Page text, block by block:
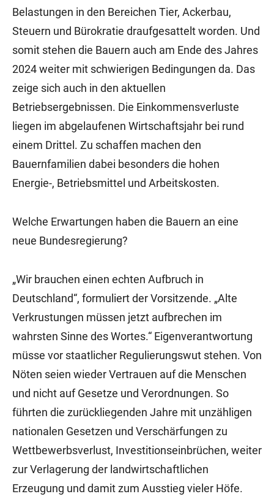
Belastungen in den Bereichen Tier, Ackerbau,
Steuern und Bürokratie draufgesattelt worden. Und
somit stehen die Bauern auch am Ende des Jahres
2024 weiter mit schwierigen Bedingungen da. Das
zeige sich auch in den aktuellen
Betriebsergebnissen. Die Einkommensverluste
liegen im abgelaufenen Wirtschaftsjahr bei rund
einem Drittel. Zu schaffen machen den
Bauernfamilien dabei besonders die hohen
Energie-, Betriebsmittel und Arbeitskosten.
Welche Erwartungen haben die Bauern an eine
neue Bundesregierung?
„Wir brauchen einen echten Aufbruch in
Deutschland“, formuliert der Vorsitzende. „Alte
Verkrustungen müssen jetzt aufbrechen im
wahrsten Sinne des Wortes.“ Eigenverantwortung
müsse vor staatlicher Regulierungswut stehen. Von
Nöten seien wieder Vertrauen auf die Menschen
und nicht auf Gesetze und Verordnungen. So
führten die zurückliegenden Jahre mit unzähligen
nationalen Gesetzen und Verschärfungen zu
Wettbewerbsverlust, Investitionseinbrüchen, weiter
zur Verlagerung der landwirtschaftlichen
Erzeugung und damit zum Ausstieg vieler Höfe.